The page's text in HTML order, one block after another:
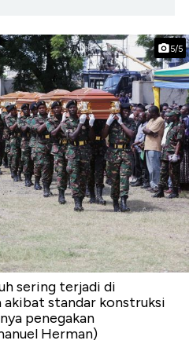
5/5
sering terjadi di
standar konstruksi
penegakan
Herman)